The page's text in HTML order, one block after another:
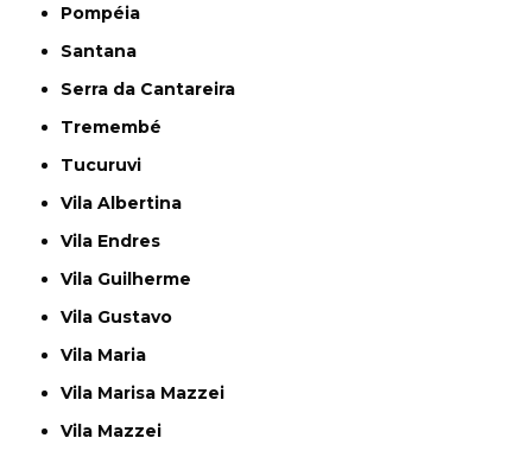
Pompéia
Santana
Serra da Cantareira
Tremembé
Tucuruvi
Vila Albertina
Vila Endres
Vila Guilherme
Vila Gustavo
Vila Maria
Vila Marisa Mazzei
Vila Mazzei